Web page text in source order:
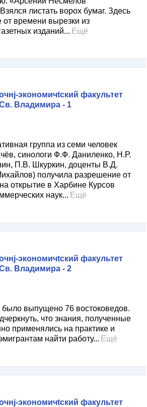
листать ворох бумаг. Здесь
времени вырезки из
изданий... Ещё
экономичtский факультет
Владимира - 1
группа из семи человек
синологи Ф.Ф. Даниленко, Н.Р.
П.В. Шкуркин, доценты В.Д.
получила разрешение от
открытие в Харбине Курсов
наук... Ещё
экономичtский факультет
Владимира - 2
выпущено 76 востоковедов.
что знания, полученные
применялись на практике и
найти работу... Ещё
экономичtский факультет